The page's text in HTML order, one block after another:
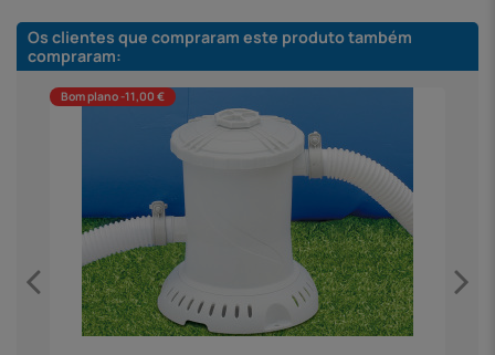
Os clientes que compraram este produto também
compraram:
Bom plano -11,00 €